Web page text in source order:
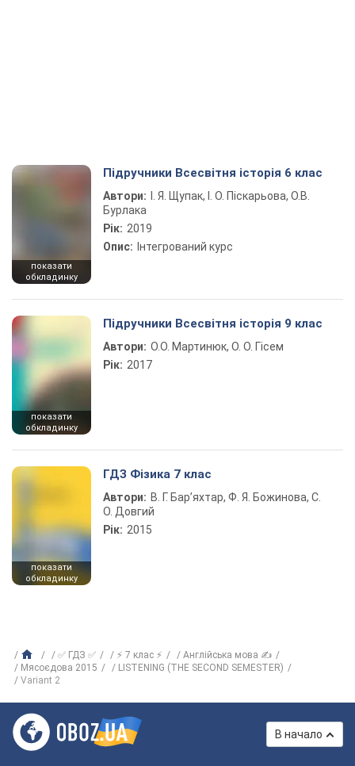
показати
обкладинку
Підручники Всесвітня історія 6 клас
Автори:
І. Я. Щупак, І. О. Піскарьова, О.В.
Бурлака
Рік: 2019
Опис: Інтегрований курс
показати
обкладинку
Підручники Всесвітня історія 9 клас
Автори: О.О. Мартинюк, О. О. Гісем
Рік: 2017
показати
обкладинку
ГДЗ Фізика 7 клас
Автори: В. Г. Бар’яхтар, Ф. Я. Божинова, С.
О. Довгий
Рік: 2015
✅ ГДЗ ✅ ⚡ 7 клас ⚡
Англійська мова ✍
Мясоєдова 2015
LISTENING (THE SECOND SEMESTER)
Variant 2
В начало